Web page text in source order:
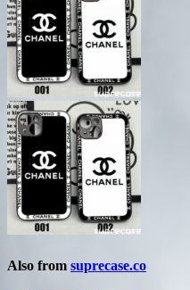
Also from suprecase.co